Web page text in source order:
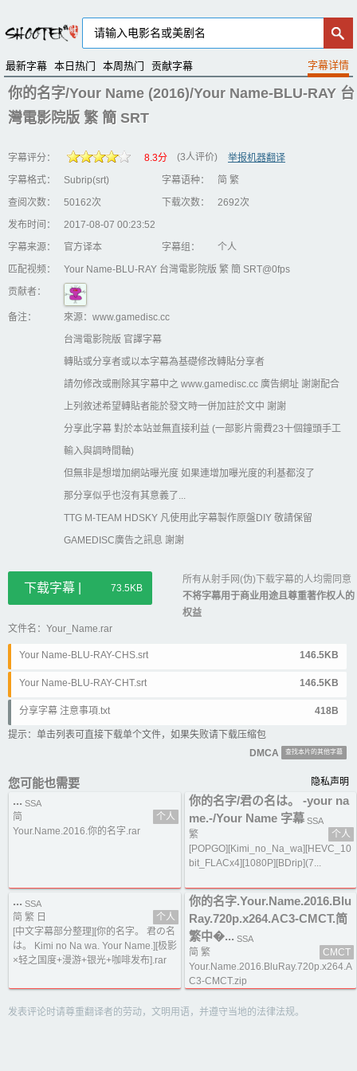
最新字幕 本日热门 本周热门 贡献字幕
你的名字/Your Name (2016)/Your Name-BLU-RAY 台
灣電影院版 繁 簡 SRT
字幕评分： 8.3分 (3人评价)
举报机器翻译
字幕格式：
Subrip(srt) 字幕语种：
简 繁
查阅次数：
50162次 下载次数：
2692次
发布时间：
2017-08-07 00:23:52
字幕来源：
官方译本 字幕组：
个人
匹配视频：
Your Name-BLU-RAY 台灣電影院版 繁 簡 SRT@0fps
贡献者：
备注：
來源：www.gamedisc.cc
台灣電影院版 官譯字幕
轉貼或分享者或以本字幕為基礎修改轉貼分享者
請勿修改或刪除其字幕中之 www.gamedisc.cc 廣告網址 謝謝配合
上列敘述希望轉貼者能於發文時一併加註於文中 謝謝
分享此字幕 對於本站並無直接利益 (一部影片需費23十個鐘頭手工
輸入與調時間軸)
但無非是想增加網站曝光度 如果連增加曝光度的利基都沒了
那分享似乎也沒有其意義了...
TTG M-TEAM HDSKY 凡使用此字幕製作原盤DIY 敬請保留
GAMEDISC廣告之訊息 謝謝
下载字幕 | 73.5KB
所有从射手网(伪)下载字幕的人均需同意
不将字幕用于商业用途且尊重著作权人的
权益
文件名：Your_Name.rar
Your Name-BLU-RAY-CHS.srt 146.5KB
Your Name-BLU-RAY-CHT.srt 146.5KB
分享字幕 注意事項.txt 418B
提示：单击列表可直接下载单个文件，如果失败请下载压缩包
DMCA
查找本片的其他字幕
您可能也需要 隐私声明
... SSA
简
个人
Your.Name.2016.你的名字.rar
你的名字/君の名は。 -your na
me.-/Your Name 字幕 SSA
繁
个人
[POPGO][Kimi_no_Na_wa][HEVC_10
bit_FLACx4][1080P][BDrip](7...
... SSA
简 繁 日
个人
[中文字幕部分整理][你的名字。 君の名
は。 Kimi no Na wa. Your Name.][极影
×轻之国度+漫游+银光+咖啡发布].rar
你的名字.Your.Name.2016.Blu
Ray.720p.x264.AC3-CMCT.简
繁中�... SSA
简 繁
CMCT
Your.Name.2016.BluRay.720p.x264.A
C3-CMCT.zip
发表评论时请尊重翻译者的劳动，文明用语，并遵守当地的法律法规。